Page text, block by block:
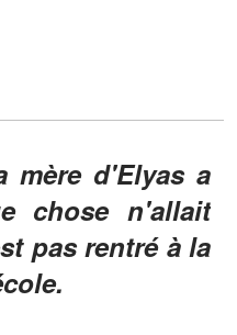
chose n'allait
pas rentré à la